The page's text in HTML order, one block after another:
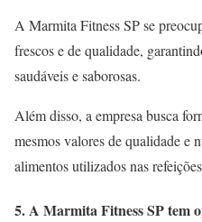
A Marmita Fitness SP se
frescos e de qualidade,
saudáveis e saborosas.
Além disso, a empresa busca
mesmos valores de qualidade e
alimentos utilizados nas
5. A Marmita Fitness SP tem